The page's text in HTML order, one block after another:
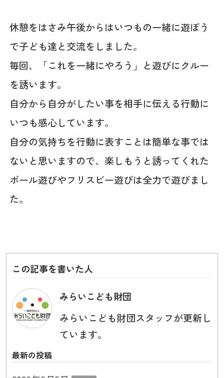
休憩をはさみ午後からはいつもの一緒に遊ぼう
で子ども達と交流をしました。
毎回、「これを一緒にやろう」と遊びにクルー
を誘います。
自分から自分がしたい事を相手に伝える行動に
いつも感心しています。
自分の気持ちを行動に表すことは簡単な事では
ないと思いますので、楽しもうと誘ってくれた
ボール遊びやフリスビー遊びは全力で遊びまし
た。
この記事を書いた人
みらいこども財団
みらいこども財団スタッフが更新し
ています。
最新の投稿